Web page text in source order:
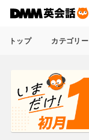
トップ カテゴリー